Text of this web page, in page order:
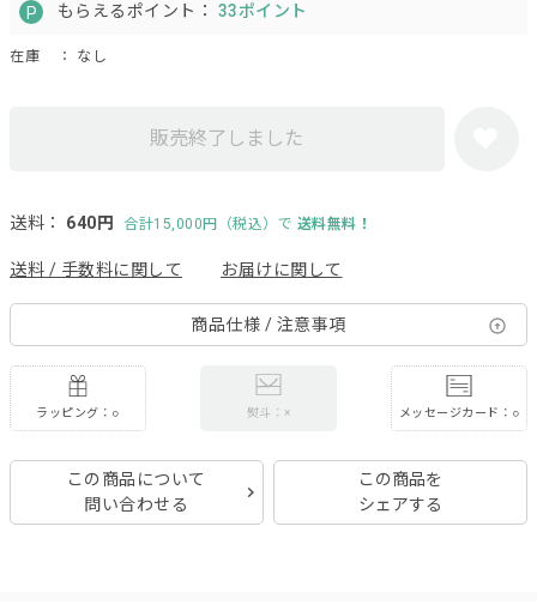
もらえるポイント： 33ポイント
在庫 ： なし
販売終了しました
送料： 640円 合計15,000円（税込）で 送料無料！
送料 / 手数料に関して お届けに関して
商品仕様 / 注意事項
ラッピング：○ 熨斗：× メッセージカード：○
この商品について
問い合わせる
この商品を
シェアする